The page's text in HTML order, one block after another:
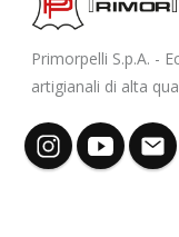
Primorpelli S.p.A. -
artigianali di alta